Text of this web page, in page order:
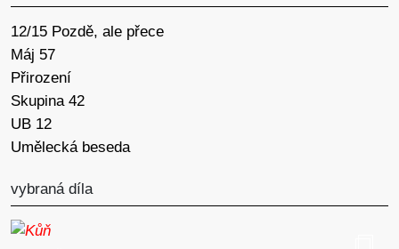
12/15 Pozdě, ale přece
Máj 57
Přirození
Skupina 42
UB 12
Umělecká beseda
vybraná díla